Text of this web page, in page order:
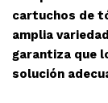
cartuchos de
amplia
garantiza que
solución